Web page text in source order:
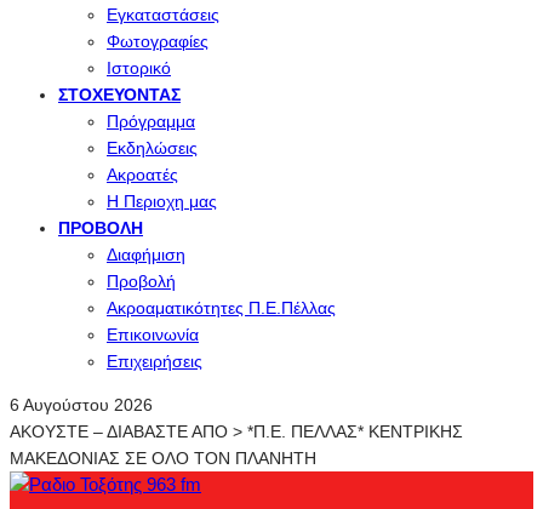
Εγκαταστάσεις
Φωτογραφίες
Ιστορικό
ΣΤΟΧΕΎΟΝΤΑΣ
Πρόγραμμα
Εκδηλώσεις
Ακροατές
Η Περιοχη μας
ΠΡΟΒΟΛΉ
Διαφήμιση
Προβολή
Ακροαματικότητες Π.Ε.Πέλλας
Επικοινωνία
Επιχειρήσεις
6 Αυγούστου 2026
ΑΚΟΥΣΤΕ – ΔΙΑΒΑΣΤΕ ΑΠΟ > *Π.Ε. ΠΕΛΛΑΣ* ΚΕΝΤΡΙΚΗΣ
ΜΑΚΕΔΟΝΙΑΣ ΣΕ ΟΛΟ ΤΟΝ ΠΛΑΝΗΤΗ